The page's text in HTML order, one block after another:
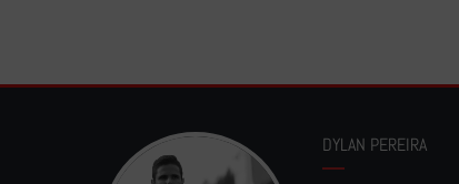
DYLAN PEREIRA